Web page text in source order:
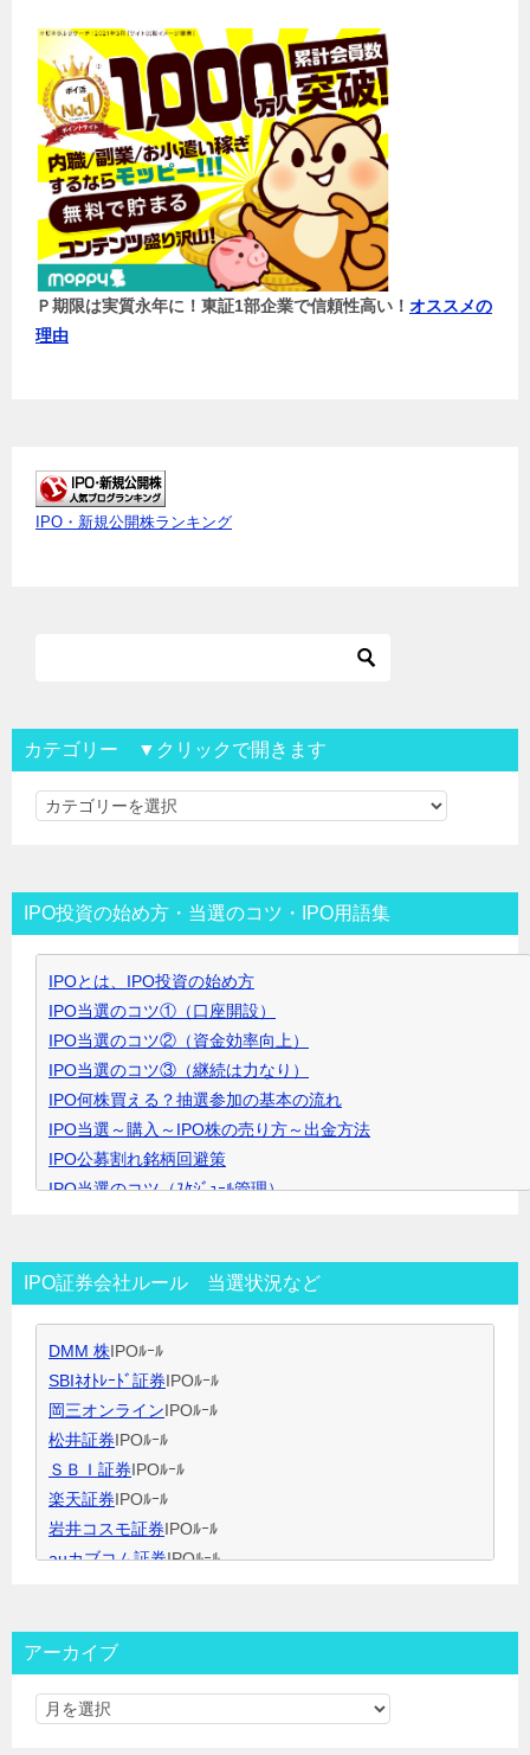
Ｐ期限は実質永年に！東証1部企業で信頼性高い！ オススメの
理由
IPO・新規公開株ランキング
カテゴリー ▼クリックで開きます
カ
リ
ー
▼
ク
リ
ッ
ク
で
開
き
ま
IPO投資の始め方・当選のコツ・IPO用語集
IPOとは、IPO投資の始め方
IPO当選のコツ①（口座開設）
IPO当選のコツ②（資金効率向上）
IPO当選のコツ③（継続は力なり）
IPO何株買える？抽選参加の基本の流れ
IPO当選～購入～IPO株の売り方～出金方法
IPO公募割れ銘柄回避策
IPO当選のコツ（ｽｹｼﾞｭｰﾙ管理）
IPO当選のコツ（無理なく継続）
IPO閑散期、空白期間の過ごし方
IPO証券会社ルール 当選状況など
DMM 株IPOﾙｰﾙ
SBIﾈｵﾄﾚｰﾄﾞ証券IPOﾙｰﾙ
岡三オンラインIPOﾙｰﾙ
松井証券IPOﾙｰﾙ
ＳＢＩ証券IPOﾙｰﾙ
楽天証券IPOﾙｰﾙ
岩井コスモ証券IPOﾙｰﾙ
auカブコム証券IPOﾙｰﾙ
三菱ＵＦＪ証券
みずほ証券IPOﾙｰﾙ
ＳＭＢＣ日興証券
アーカイブ